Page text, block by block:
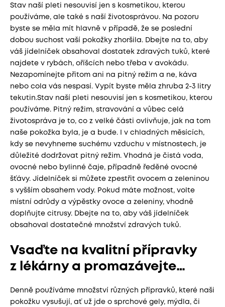
Stav naší pleti nesouvisí jen s kosmetikou, kterou
používáme, ale také s naší životosprávou. Na pozoru
byste se měla mít hlavně v případě, že se poslední
dobou suchost vaší pokožky zhoršila. Dbejte na to, aby
váš jídelníček obsahoval dostatek zdravých tuků, které
najdete v rybách, oříšcích nebo třeba v avokádu.
Nezapomínejte přitom ani na pitný režim a ne, káva
nebo cola vás nespasí. Vypít byste měla zhruba 2-3 litry
tekutin.Stav naší pleti nesouvisí jen s kosmetikou, kterou
používáme. Pitný režim, stravování a vůbec celá
životospráva je to, co z velké části ovlivňuje, jak na tom
naše pokožka byla, je a bude. I v chladných měsících,
kdy se nevyhneme suchému vzduchu v místnostech, je
důležité dodržovat pitný režim. Vhodná je čistá voda,
ovocné nebo bylinné čaje, případně ředěné ovocné
šťávy. Jídelníček si můžete zpestřit ovocem a zeleninou
s vyšším obsahem vody. Pokud máte možnost, volte
místní odrůdy a výpěstky ovoce a zeleniny, vhodně
doplňujte citrusy. Dbejte na to, aby váš jídelníček
obsahoval dostatečné množství zdravých tuků.
Vsaďte na kvalitní přípravky
z lékárny a promazávejte…
Denně používáme množství různých přípravků, které naši
pokožku vysušují, ať už jde o sprchové gely, mýdla, či